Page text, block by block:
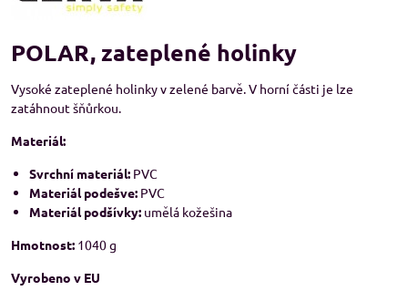
POLAR, zateplené holinky
Vysoké zateplené holinky v zelené barvě. V horní části je lze
zatáhnout šňůrkou.
Materiál:
Svrchní materiál: PVC
Materiál podešve: PVC
Materiál podšívky: umělá kožešina
Hmotnost: 1040 g
Vyrobeno v EU